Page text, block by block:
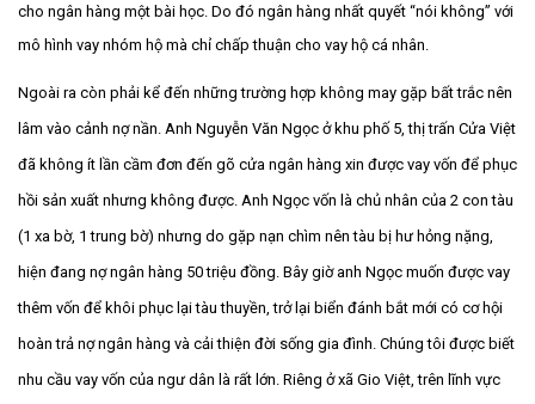
cho ngân hàng một bài học. Do đó ngân hàng nhất quyết “nói không” với
mô hình vay nhóm hộ mà chỉ chấp thuận cho vay hộ cá nhân.
Ngoài ra còn phải kể đến những trường hợp không may gặp bất trắc nên
lâm vào cảnh nợ nần. Anh Nguyễn Văn Ngọc ở khu phố 5, thị trấn Cửa Việt
đã không ít lần cầm đơn đến gõ cửa ngân hàng xin được vay vốn để phục
hồi sản xuất nhưng không được. Anh Ngọc vốn là chủ nhân của 2 con tàu
(1 xa bờ, 1 trung bờ) nhưng do gặp nạn chìm nên tàu bị hư hỏng nặng,
hiện đang nợ ngân hàng 50 triệu đồng. Bây giờ anh Ngọc muốn được vay
thêm vốn để khôi phục lại tàu thuyền, trở lại biển đánh bắt mới có cơ hội
hoàn trả nợ ngân hàng và cải thiện đời sống gia đình. Chúng tôi được biết
nhu cầu vay vốn của ngư dân là rất lớn. Riêng ở xã Gio Việt, trên lĩnh vực